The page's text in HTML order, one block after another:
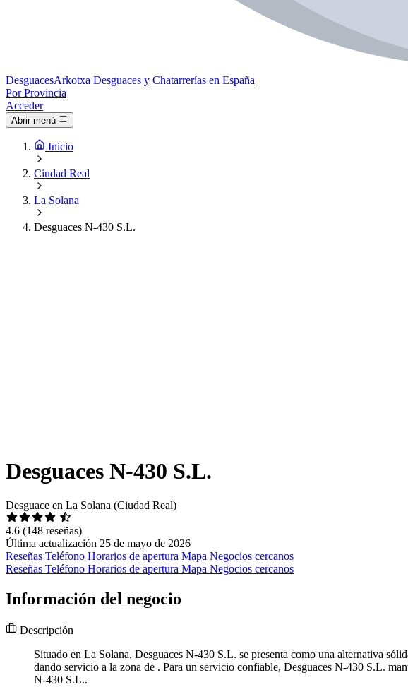
DesguacesArkotxa Desguaces y Chatarrerías en España
Por Provincia
Acceder
Abrir menú
Inicio
Ciudad Real
La Solana
Desguaces N-430 S.L.
Desguaces N-430 S.L.
Desguace en La Solana (Ciudad Real)
4.6 (148 reseñas)
Última actualización 25 de mayo de 2026
Reseñas Teléfono Horarios de apertura Mapa Negocios cercanos
Reseñas Teléfono Horarios de apertura Mapa Negocios cercanos
Información del negocio
Descripción
Situado en La Solana, Desguaces N-430 S.L. se presenta como una alternativa
dando servicio a la zona de . Para un servicio confiable, Desguaces N-430 S.L.
N-430 S.L..